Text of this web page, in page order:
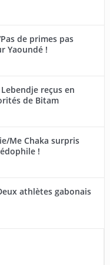
de primes pas
Yaoundé !
reçus en
de Bitam
Me Chaka surpris
!
athlètes gabonais